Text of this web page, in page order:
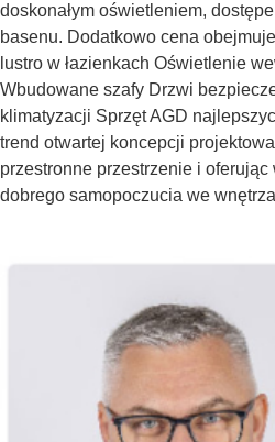
doskonałym oświetleniem,
basenu. Dodatkowo cena
lustro w łazienkach Oświetlenie
Wbudowane szafy Drzwi
klimatyzacji Sprzęt AGD
trend otwartej koncepcji
przestronne przestrzenie i
dobrego samopoczucia we